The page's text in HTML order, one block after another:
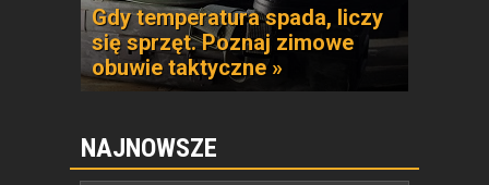
Gdy temperatura spada, liczy
się sprzęt. Poznaj zimowe
obuwie taktyczne »
NAJNOWSZE